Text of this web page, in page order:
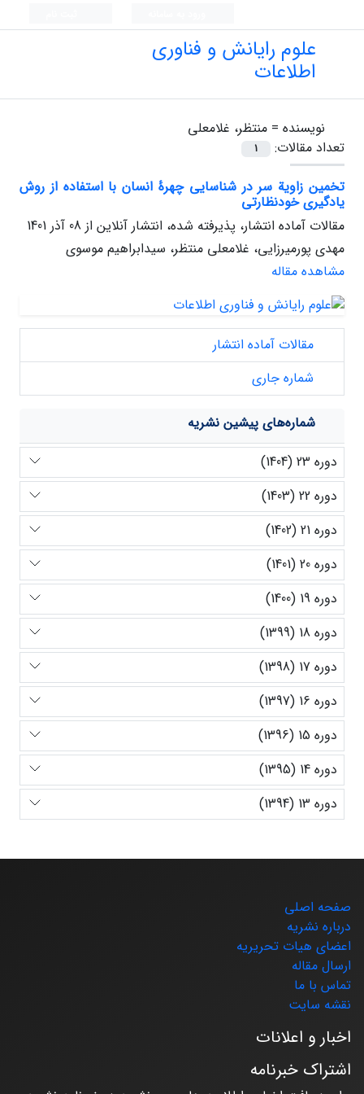
علوم رایانش و فناوری
اطلاعات
نویسنده = منتظر، غلامعلی
تعداد مقالات:
1
تخمین زاویة سر در شناسایی چهرۀ انسان با استفاده از روش
یادگیری خودنظارتی
مقالات آماده انتشار، پذیرفته شده، انتشار آنلاین از 08 آذر 1401
مهدی پورمیرزایی، غلامعلی منتظر، سیدابراهیم موسوی
مشاهده مقاله
مقالات آماده انتشار
شماره جاری
شماره‌های پیشین نشریه
دوره 23 (1404)
دوره 22 (1403)
دوره 21 (1402)
دوره 20 (1401)
دوره 19 (1400)
دوره 18 (1399)
دوره 17 (1398)
دوره 16 (1397)
دوره 15 (1396)
دوره 14 (1395)
دوره 13 (1394)
صفحه اصلی
درباره نشریه
اعضای هیات تحریریه
ارسال مقاله
تماس با ما
نقشه سایت
اخبار و اعلانات
اشتراک خبرنامه